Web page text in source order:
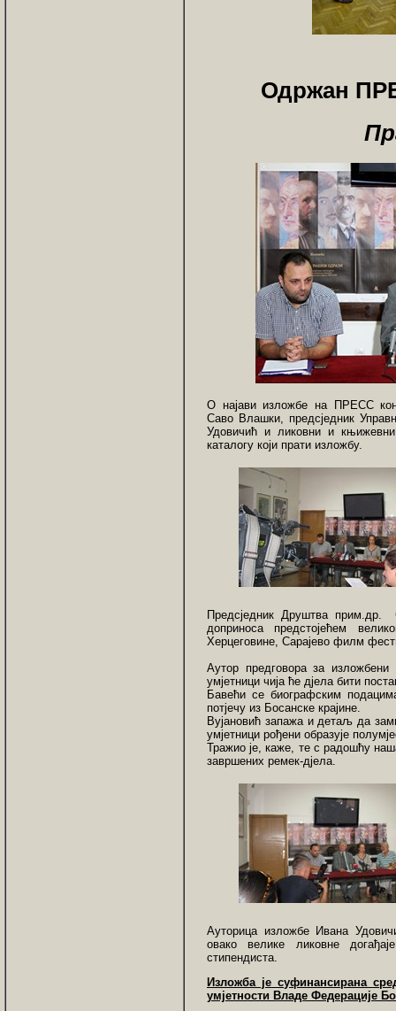
Одржан
О најави изложбе на ПРЕСС
Саво Влашки, предсједник
Удовичић и ликовни и књижевни
каталогу који прати изложбу.
Предсједник Друштва
доприноса предстојећем
Херцеговине, Сарајево филм
Аутор предговора за изложбени
умјетници чија ће дјела бити
Бавећи се биографским
потјечу из Босанске крајине.
Вујановић запажа и детаљ да
умјетници рођени образује
Тражио је, каже, те с радошћу
завршених ремек-дјела.
Ауторица изложбе Ивана
овако велике ликовне
стипендиста.
Изложба је суфинансирана
умјетности Владе Федерације